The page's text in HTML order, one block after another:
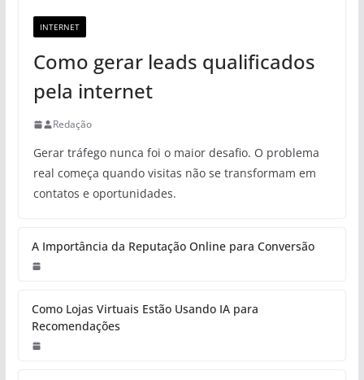
INTERNET
Como gerar leads qualificados
pela internet
Redação
Gerar tráfego nunca foi o maior desafio. O problema
real começa quando visitas não se transformam em
contatos e oportunidades.
A Importância da Reputação Online para Conversão
Como Lojas Virtuais Estão Usando IA para
Recomendações